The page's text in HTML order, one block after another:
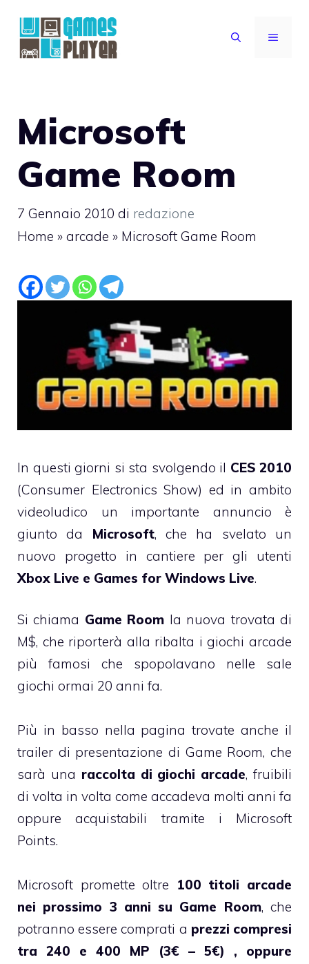
contenuto
MENU
Microsoft
Game Room
7 Gennaio 2010 di redazione
Home » arcade » Microsoft Game Room
In questi giorni si sta svolgendo il CES 2010
(Consumer Electronics Show) ed in ambito
videoludico un importante annuncio è
giunto da Microsoft, che ha svelato un
nuovo progetto in cantiere per gli utenti
Xbox Live e Games for Windows Live.
Si chiama Game Room la nuova trovata di
M$, che riporterà alla ribalta i giochi arcade
più famosi che spopolavano nelle sale
giochi ormai 20 anni fa.
Più in basso nella pagina trovate anche il
trailer di presentazione di Game Room, che
sarà una raccolta di giochi arcade, fruibili
di volta in volta come accadeva molti anni fa
oppure acquistabili tramite i Microsoft
Points.
Microsoft promette oltre 100 titoli arcade
nei prossimo 3 anni su Game Room, che
potranno essere comprati a prezzi compresi
tra 240 e 400 MP (3€ – 5€) , oppure